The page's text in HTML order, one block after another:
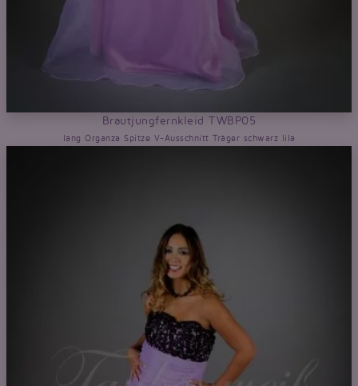
Brautjungfernkleid TWBP05
lang Organza Spitze V-Ausschnitt Träger schwarz lila